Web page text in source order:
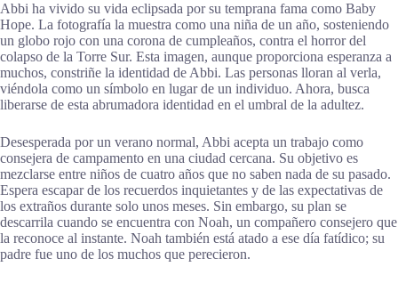
Abbi ha vivido su vida eclipsada por su temprana fama como Baby
Hope. La fotografía la muestra como una niña de un año, sosteniendo
un globo rojo con una corona de cumpleaños, contra el horror del
colapso de la Torre Sur. Esta imagen, aunque proporciona esperanza a
muchos, constriñe la identidad de Abbi. Las personas lloran al verla,
viéndola como un símbolo en lugar de un individuo. Ahora, busca
liberarse de esta abrumadora identidad en el umbral de la adultez.
Desesperada por un verano normal, Abbi acepta un trabajo como
consejera de campamento en una ciudad cercana. Su objetivo es
mezclarse entre niños de cuatro años que no saben nada de su pasado.
Espera escapar de los recuerdos inquietantes y de las expectativas de
los extraños durante solo unos meses. Sin embargo, su plan se
descarrila cuando se encuentra con Noah, un compañero consejero que
la reconoce al instante. Noah también está atado a ese día fatídico; su
padre fue uno de los muchos que perecieron.